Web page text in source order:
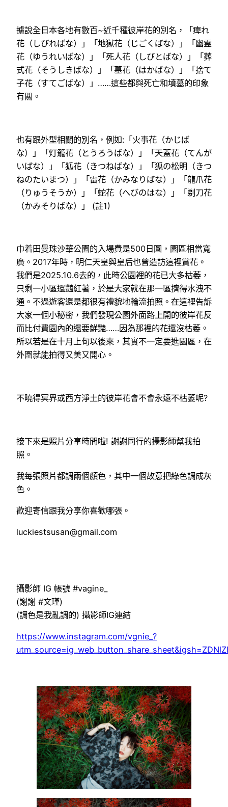
據說全日本各地有數百~近千種彼岸花的別名，「痺れ
花（しびればな）」「地獄花（じごくばな）」「幽霊
花（ゆうれいばな）」「死人花（しびとばな）」「葬
式花（そうしきばな）」「墓花（はかばな）」「捨て
子花（すてごばな）」……這些都與死亡和墳墓的印象
有關。
也有跟外型相關的別名，例如:「火事花（かじば
な）」「灯籠花（とうろうばな）」「天蓋花（てんが
いばな）」「狐花（きつねばな）」「狐の松明（きつ
ねのたいまつ）」「雷花（かみなりばな）」「龍爪花
（りゅうそうか）」「蛇花（へびのはな）」「剃刀花
（かみそりばな）」 (註1)
巾着田曼珠沙華公園的入場費是500日圓，園區相當寬
廣。2017年時，明仁天皇與皇后也曾造訪這裡賞花。
我們是2025.10.6去的，此時公園裡的花已大多枯萎，
只剩一小區還豔紅著，於是大家就在那一區擠得水洩不
通。不過遊客還是都很有禮貌地輪流拍照。在這裡告訴
大家一個小秘密，我們發現公園外面路上開的彼岸花反
而比付費園內的還要鮮豔……因為那裡的花還沒枯萎。
所以若是在十月上旬以後來，其實不一定要進園區，在
外圍就能拍得又美又開心。
不曉得冥界或西方淨土的彼岸花會不會永遠不枯萎呢?
接下來是照片分享時間啦! 謝謝同行的攝影師幫我拍
照。
我每張照片都調兩個顏色，其中一個故意把綠色調成灰
色。
歡迎寄信跟我分享你喜歡哪張。
luckiestsusan@gmail.com
攝影師 IG 帳號 #vagine_
(謝謝 #文瑾)
(調色是我亂調的) 攝影師IG連結
https://www.instagram.com/vgnie_?